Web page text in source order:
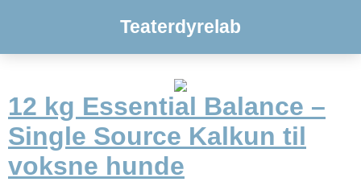
Teaterdyrelab
12 kg Essential Balance –
Single Source Kalkun til
voksne hunde